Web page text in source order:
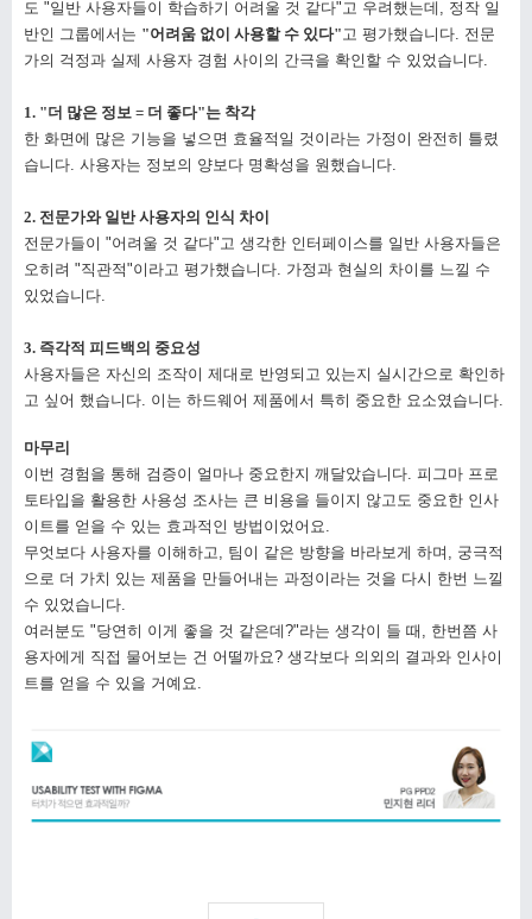
도 "일반 사용자들이 학습하기 어려울 것 같다"고 우려했는데, 정작 일
반인 그룹에서는 "어려움 없이 사용할 수 있다"고 평가했습니다. 전문
가의 걱정과 실제 사용자 경험 사이의 간극을 확인할 수 있었습니다.
1. "더 많은 정보 = 더 좋다"는 착각
한 화면에 많은 기능을 넣으면 효율적일 것이라는 가정이 완전히 틀렸
습니다. 사용자는 정보의 양보다 명확성을 원했습니다.
2. 전문가와 일반 사용자의 인식 차이
전문가들이 "어려울 것 같다"고 생각한 인터페이스를 일반 사용자들은
오히려 "직관적"이라고 평가했습니다. 가정과 현실의 차이를 느낄 수
있었습니다.
3. 즉각적 피드백의 중요성
사용자들은 자신의 조작이 제대로 반영되고 있는지 실시간으로 확인하
고 싶어 했습니다. 이는 하드웨어 제품에서 특히 중요한 요소였습니다.
마무리
이번 경험을 통해 검증이 얼마나 중요한지 깨달았습니다. 피그마 프로
토타입을 활용한 사용성 조사는 큰 비용을 들이지 않고도 중요한 인사
이트를 얻을 수 있는 효과적인 방법이었어요.
무엇보다 사용자를 이해하고, 팀이 같은 방향을 바라보게 하며, 궁극적
으로 더 가치 있는 제품을 만들어내는 과정이라는 것을 다시 한번 느낄
수 있었습니다.
여러분도 "당연히 이게 좋을 것 같은데?"라는 생각이 들 때, 한번쯤 사
용자에게 직접 물어보는 건 어떨까요? 생각보다 의외의 결과와 인사이
트를 얻을 수 있을 거예요.